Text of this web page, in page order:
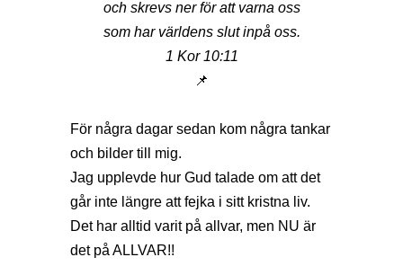
och skrevs ner för att varna oss
som har världens slut inpå oss.
1 Kor 10:11
📌
För några dagar sedan kom några tankar
och bilder till mig.
Jag upplevde hur Gud talade om att det
går inte längre att fejka i sitt kristna liv.
Det har alltid varit på allvar, men NU är
det på ALLVAR!!